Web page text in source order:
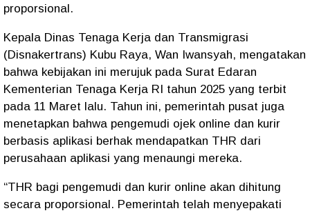
proporsional.
Kepala Dinas Tenaga Kerja dan Transmigrasi
(Disnakertrans) Kubu Raya, Wan Iwansyah, mengatakan
bahwa kebijakan ini merujuk pada Surat Edaran
Kementerian Tenaga Kerja RI tahun 2025 yang terbit
pada 11 Maret lalu. Tahun ini, pemerintah pusat juga
menetapkan bahwa pengemudi ojek online dan kurir
berbasis aplikasi berhak mendapatkan THR dari
perusahaan aplikasi yang menaungi mereka.
“THR bagi pengemudi dan kurir online akan dihitung
secara proporsional. Pemerintah telah menyepakati